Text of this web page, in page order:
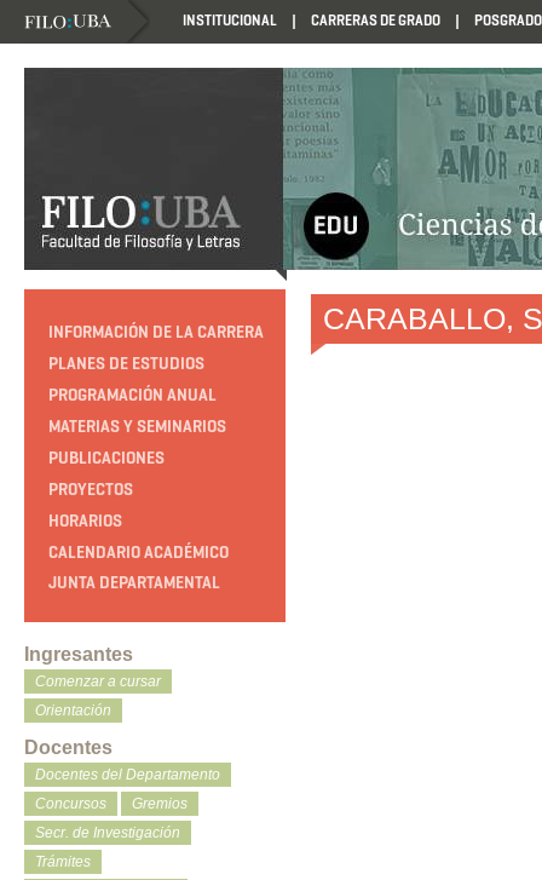
INSTITUCIONAL CARRERAS DE GRADO POSGRADO
HTTP://EDUCACION.FILO.UBA.AR/PROGRAMACION1985
INFORMACIÓN DE LA CARRERA
PLANES DE ESTUDIOS
PROGRAMACIÓN ANUAL
MATERIAS Y SEMINARIOS
PUBLICACIONES
PROYECTOS
HORARIOS
CALENDARIO ACADÉMICO
JUNTA DEPARTAMENTAL
Ingresantes
Comenzar a cursar
Orientación
Docentes
Docentes del Departamento
Concursos
Gremios
Secr. de Investigación
Trámites
CARABALLO,